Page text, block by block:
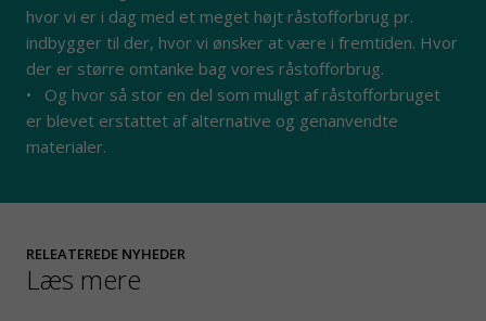
hvor vi er i dag med et meget højt råstofforbrug pr.
indbygger til der, hvor vi ønsker at være i fremtiden. Hvor
der er større omtanke bag vores råstofforbrug.
• Og hvor så stor en del som muligt af råstofforbruget
er blevet erstattet af alternative og genanvendte
materialer.
RELEATEREDE NYHEDER
Læs mere